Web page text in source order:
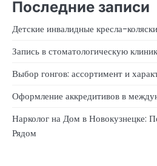
Последние записи
Детские инвалидные кресла-
Запись в стоматологическую
Выбор гонгов: ассортимент и
Оформление аккредитивов в
Нарколог на Дом в Новокузнецке:
Рядом